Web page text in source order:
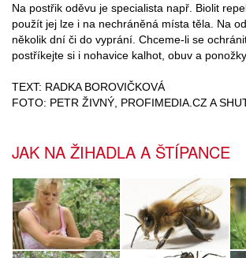
Na postřik oděvu je specialista např. Biolit
použít jej lze i na nechráněná místa těla. Na
několik dní či do vyprání. Chceme-li se
postříkejte si i nohavice kalhot, obuv a ponožky.
TEXT: RADKA BOROVIČKOVÁ
FOTO: PETR ŽIVNÝ, PROFIMEDIA.CZ A
JAK NA ŽIHADLA A ŠTÍPANCE